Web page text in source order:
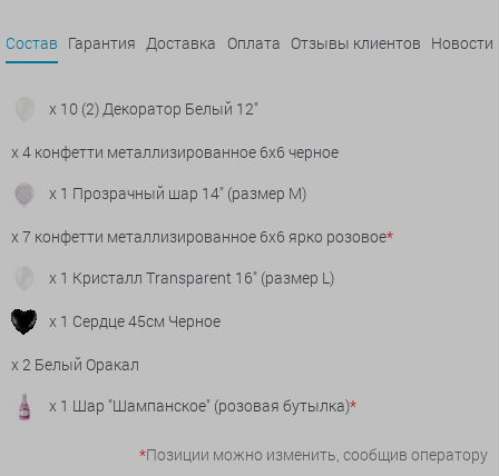
Состав Гарантия Доставка Оплата Отзывы клиентов Новости
x 10 (2) Декоратор Белый 12"
x 4 конфетти металлизированное 6х6 черное
x 1 Прозрачный шар 14" (размер М)
x 7 конфетти металлизированное 6х6 ярко розовое*
x 1 Кристалл Transparent 16" (размер L)
x 1 Сердце 45см Черное
x 2 Белый Оракал
x 1 Шар "Шампанское" (розовая бутылка)*
*Позиции можно изменить, сообщив оператору